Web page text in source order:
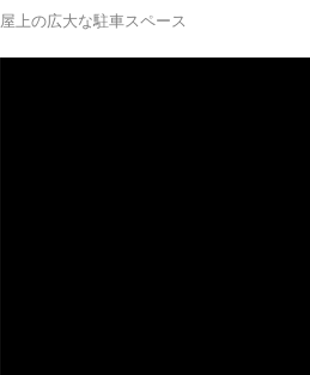
屋上の広大な駐車スペース